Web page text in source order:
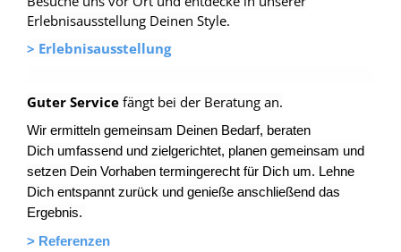
Erlebnisausstellung Deinen Style.
> Erlebnisausstellung
Guter Service fängt bei der Beratung an.
Wir ermitteln gemeinsam Deinen Bedarf, beraten
Dich umfassend und zielgerichtet, planen gemeinsam und
setzen Dein Vorhaben termingerecht für Dich um. Lehne
Dich entspannt zurück und genieße anschließend das
Ergebnis.
> Referenzen